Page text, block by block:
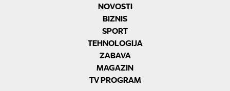
NOVOSTI
BIZNIS
SPORT
TEHNOLOGIJA
ZABAVA
MAGAZIN
TV PROGRAM